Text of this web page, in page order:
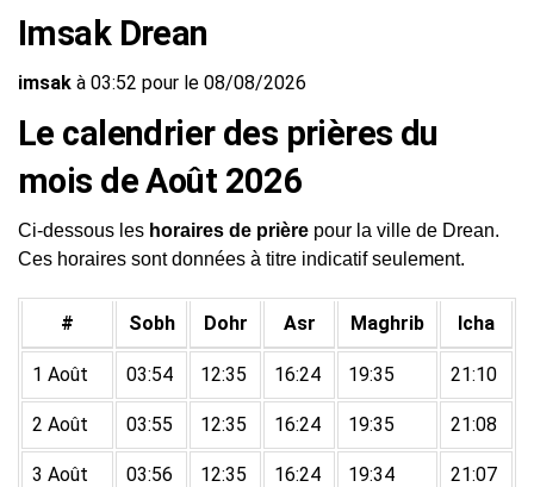
Imsak Drean
imsak à 03:52 pour le 08/08/2026
Le calendrier des prières du
mois de Août 2026
Ci-dessous les horaires de prière pour la ville de Drean.
Ces horaires sont données à titre indicatif seulement.
# Sobh Dohr Asr Maghrib Icha
1 Août 03:54 12:35 16:24 19:35 21:10
2 Août 03:55 12:35 16:24 19:35 21:08
3 Août 03:56 12:35 16:24 19:34 21:07